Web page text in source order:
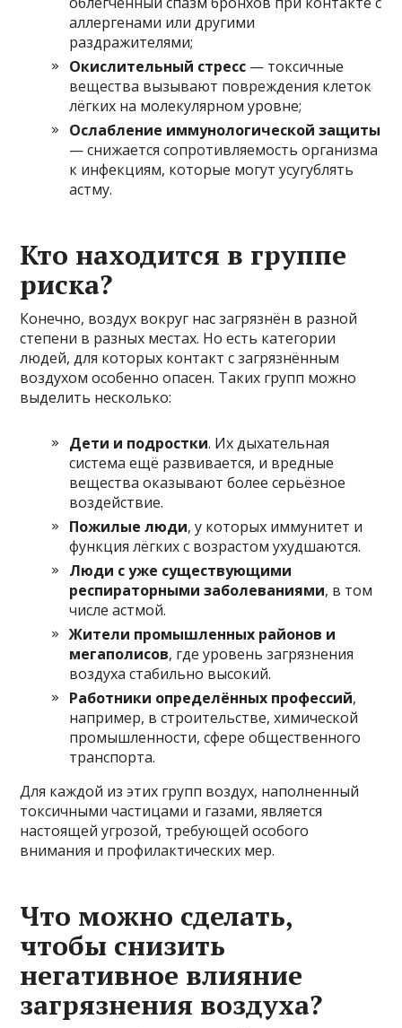
аллергенами или другими
раздражителями;
Окислительный стресс — токсичные
вещества вызывают повреждения клеток
лёгких на молекулярном уровне;
Ослабление иммунологической защиты
— снижается сопротивляемость организма
к инфекциям, которые могут усугублять
астму.
Кто находится в группе
риска?
Конечно, воздух вокруг нас загрязнён в разной
степени в разных местах. Но есть категории
людей, для которых контакт с загрязнённым
воздухом особенно опасен. Таких групп можно
выделить несколько:
Дети и подростки. Их дыхательная
система ещё развивается, и вредные
вещества оказывают более серьёзное
воздействие.
Пожилые люди, у которых иммунитет и
функция лёгких с возрастом ухудшаются.
Люди с уже существующими
респираторными заболеваниями, в том
числе астмой.
Жители промышленных районов и
мегаполисов, где уровень загрязнения
воздуха стабильно высокий.
Работники определённых профессий,
например, в строительстве, химической
промышленности, сфере общественного
транспорта.
Для каждой из этих групп воздух, наполненный
токсичными частицами и газами, является
настоящей угрозой, требующей особого
внимания и профилактических мер.
Что можно сделать,
чтобы снизить
негативное влияние
загрязнения воздуха?